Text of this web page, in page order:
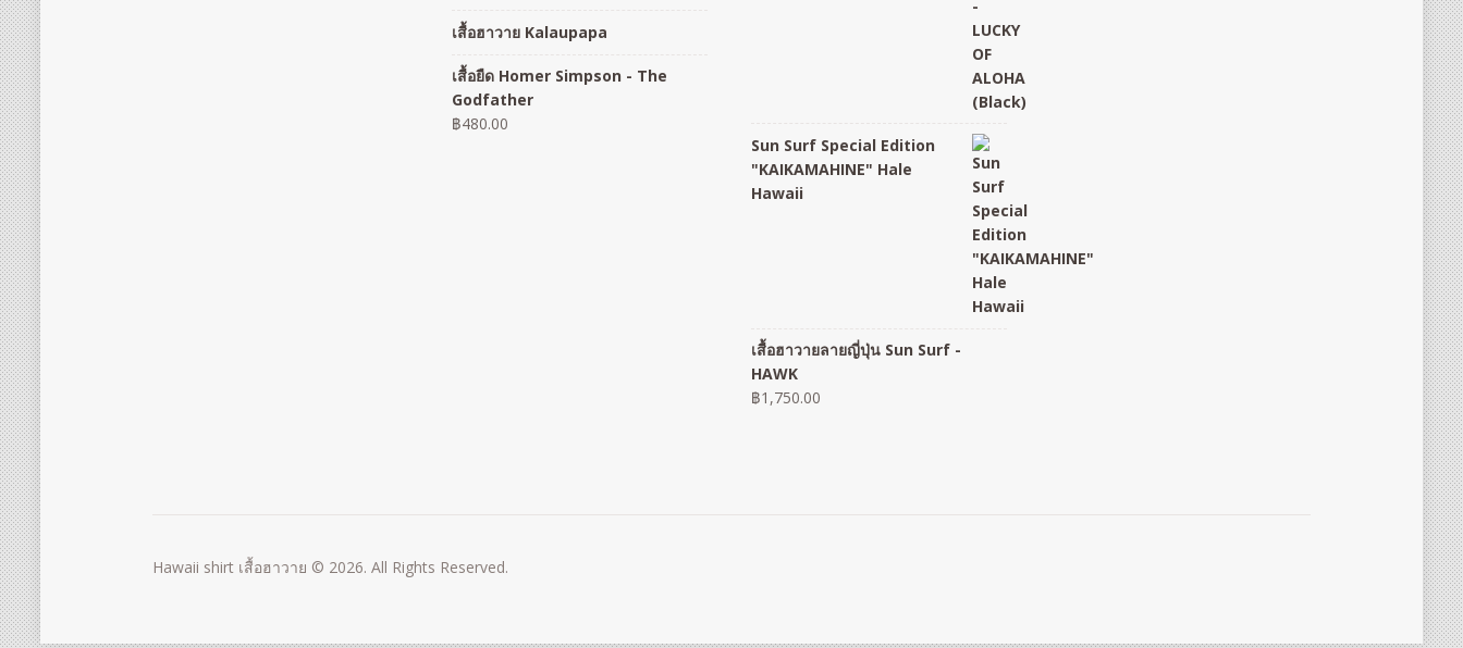
เสื้อฮาวาย Kalaupapa
เสื้อยืด Homer Simpson - The
Godfather
฿480.00
Sun Surf Special Edition
"KAIKAMAHINE" Hale
Hawaii
เสื้อฮาวายลายญี่ปุ่น Sun Surf -
HAWK
฿1,750.00
Hawaii shirt เสื้อฮาวาย © 2026. All Rights Reserved.